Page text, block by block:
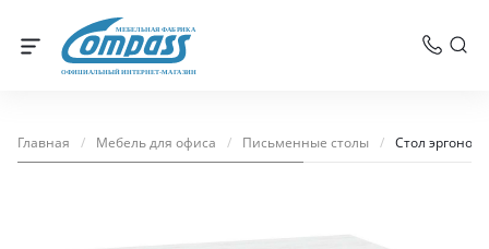
МЕБЕЛЬНАЯ ФАБРИКА
ОФИЦИАЛЬНЫЙ ИНТЕРНЕТ-МАГАЗИН
Главная / Мебель для офиса / Письменные столы / Стол